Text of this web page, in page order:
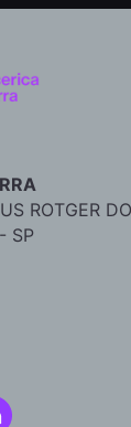
ROTGER
SP